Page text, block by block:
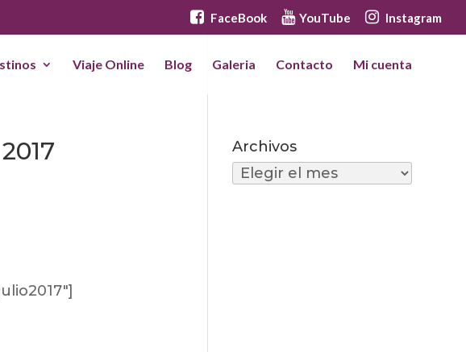
FaceBook YouTube Instagram
Viaje Online Blog Galeria Contacto Mi cuenta
Archivos
Archivos